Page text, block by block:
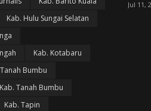
Kab. Hulu Sungai Selatan
Kab. Kotabaru
Bumbu
Kab. Tanah Bumbu
Kab. Tapin
Jul 11,